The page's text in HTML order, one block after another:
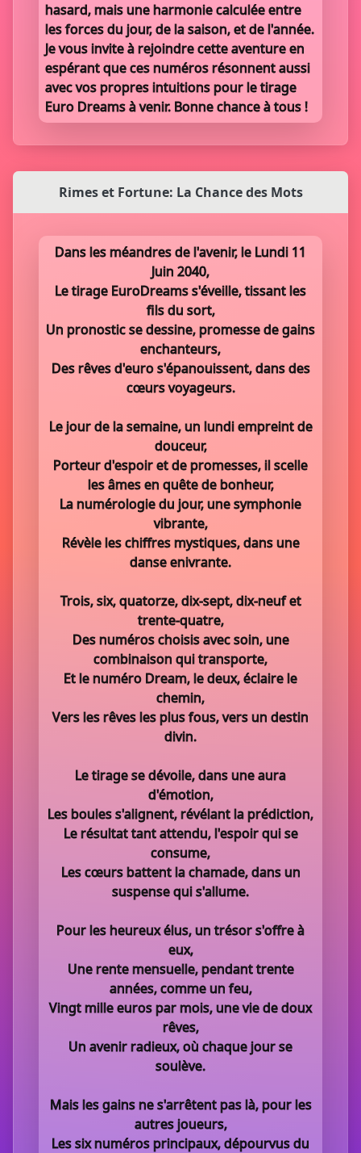
hasard, mais une harmonie calculée entre
les forces du jour, de la saison, et de l'année.
Je vous invite à rejoindre cette aventure en
espérant que ces numéros résonnent aussi
avec vos propres intuitions pour le tirage
Euro Dreams à venir. Bonne chance à tous !
Rimes et Fortune: La Chance des Mots
Dans les méandres de l'avenir, le Lundi 11
Juin 2040,
Le tirage EuroDreams s'éveille, tissant les
fils du sort,
Un pronostic se dessine, promesse de gains
enchanteurs,
Des rêves d'euro s'épanouissent, dans des
cœurs voyageurs.
Le jour de la semaine, un lundi empreint de
douceur,
Porteur d'espoir et de promesses, il scelle
les âmes en quête de bonheur,
La numérologie du jour, une symphonie
vibrante,
Révèle les chiffres mystiques, dans une
danse enivrante.
Trois, six, quatorze, dix-sept, dix-neuf et
trente-quatre,
Des numéros choisis avec soin, une
combinaison qui transporte,
Et le numéro Dream, le deux, éclaire le
chemin,
Vers les rêves les plus fous, vers un destin
divin.
Le tirage se dévoile, dans une aura
d'émotion,
Les boules s'alignent, révélant la prédiction,
Le résultat tant attendu, l'espoir qui se
consume,
Les cœurs battent la chamade, dans un
suspense qui s'allume.
Pour les heureux élus, un trésor s'offre à
eux,
Une rente mensuelle, pendant trente
années, comme un feu,
Vingt mille euros par mois, une vie de doux
rêves,
Un avenir radieux, où chaque jour se
soulève.
Mais les gains ne s'arrêtent pas là, pour les
autres joueurs,
Les six numéros principaux, dépourvus du